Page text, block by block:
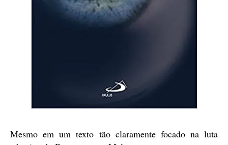
Mesmo em um texto tão claramente focado na luta